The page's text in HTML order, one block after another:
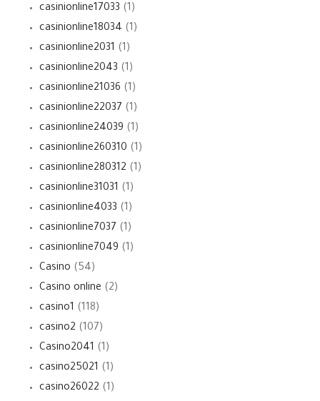
casinionline17033 (1)
casinionline18034 (1)
casinionline2031 (1)
casinionline2043 (1)
casinionline21036 (1)
casinionline22037 (1)
casinionline24039 (1)
casinionline260310 (1)
casinionline280312 (1)
casinionline31031 (1)
casinionline4033 (1)
casinionline7037 (1)
casinionline7049 (1)
Casino (54)
Casino online (2)
casino1 (118)
casino2 (107)
Casino2041 (1)
casino25021 (1)
casino26022 (1)